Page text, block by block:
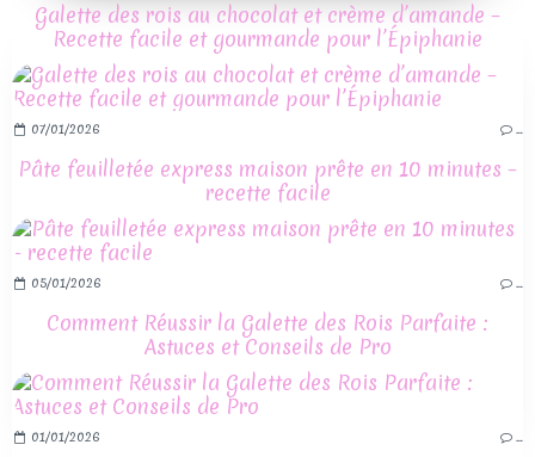
Galette des rois au chocolat et crème d’amande –
Recette facile et gourmande pour l’Épiphanie
07/01/2026 …
Pâte feuilletée express maison prête en 10 minutes –
recette facile
05/01/2026 …
Comment Réussir la Galette des Rois Parfaite :
Astuces et Conseils de Pro
01/01/2026 …